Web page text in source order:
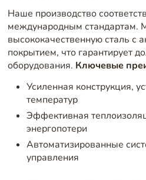
Наше производство
международным стандартам.
высококачественную сталь с
покрытием, что гарантирует
оборудования. Ключевые
Усиленная конструкция,
температур
Эффективная
энергопотери
Автоматизированные
управления